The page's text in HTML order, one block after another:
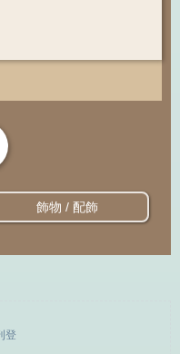
飾物 / 配飾